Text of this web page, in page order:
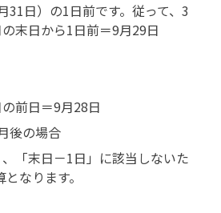
31日）の1日前です。従って、3
末日から1日前＝9月29日
前日＝9月28日
後の場合
「末日－1日」に該当しないた
なります。